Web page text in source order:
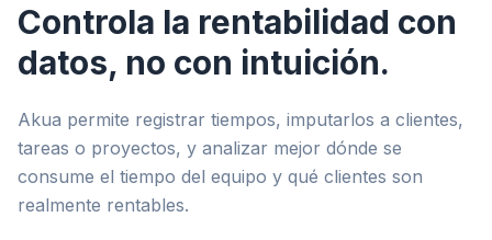
Controla la rentabilidad con
datos, no con intuición.
Akua permite registrar tiempos, imputarlos a clientes,
tareas o proyectos, y analizar mejor dónde se
consume el tiempo del equipo y qué clientes son
realmente rentables.